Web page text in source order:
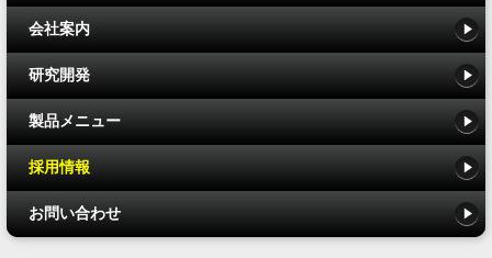
会社案内
研究開発
製品メニュー
採用情報
お問い合わせ